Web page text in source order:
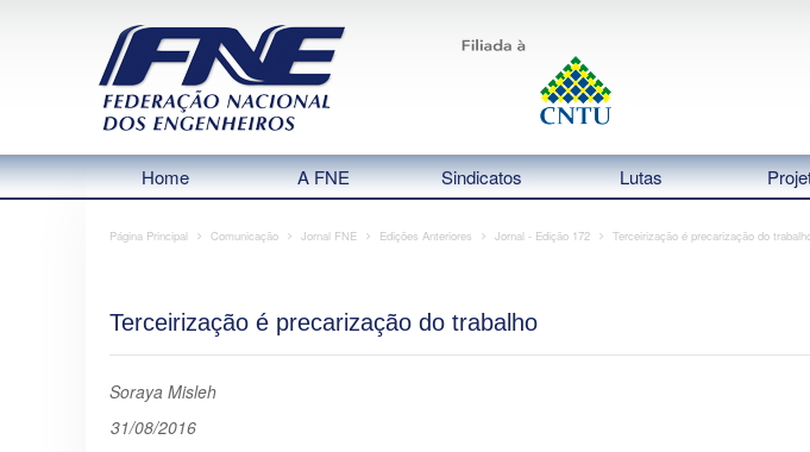
Home A FNE Sindicatos Lutas
Página Principal Comunicação Jornal FNE Edições Anteriores Jornal - Edição 172 Terceirização é precarização do
Terceirização é precarização do trabalho
Soraya Misleh
31/08/2016